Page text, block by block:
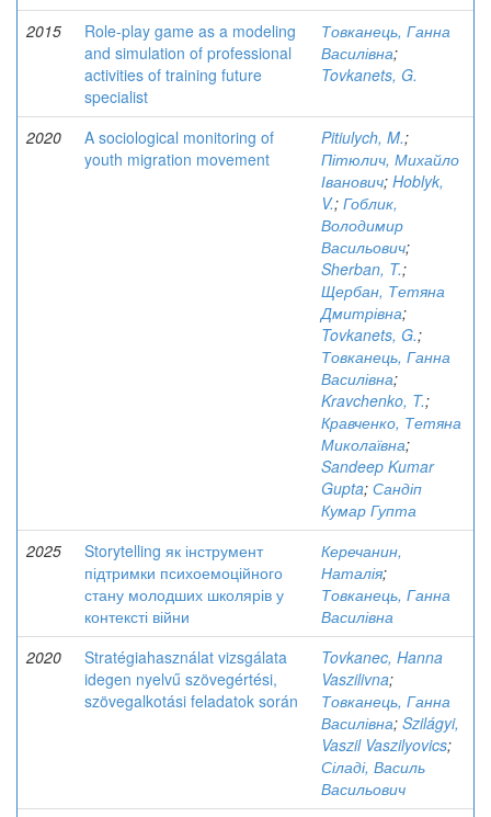
2015
Role-play game as a modeling
and simulation of professional
activities of training future
specialist
Товканець, Ганна
Василівна;
Tovkanets, G.
2020
A sociological monitoring of
youth migration movement
Pitiulych, M.;
Пітюлич, Михайло
Іванович; Hoblyk,
V.; Гоблик,
Володимир
Васильович;
Sherban, T.;
Щербан, Тетяна
Дмитрівна;
Tovkanets, G.;
Товканець, Ганна
Василівна;
Kravchenko, T.;
Кравченко, Тетяна
Миколаївна;
Sandeep Kumar
Gupta; Сандіп
Кумар Гупта
2025
Storytelling як інструмент
підтримки психоемоційного
стану молодших школярів у
контексті війни
Керечанин,
Наталія;
Товканець, Ганна
Василівна
2020
Stratégiahasználat vizsgálata
idegen nyelvű szövegértési,
szövegalkotási feladatok során
Tovkanec, Hanna
Vaszilivna;
Товканець, Ганна
Василівна; Szilágyi,
Vaszil Vaszilyovics;
Сіладі, Василь
Васильович